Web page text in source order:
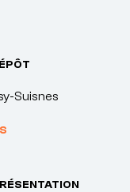
Suisnes